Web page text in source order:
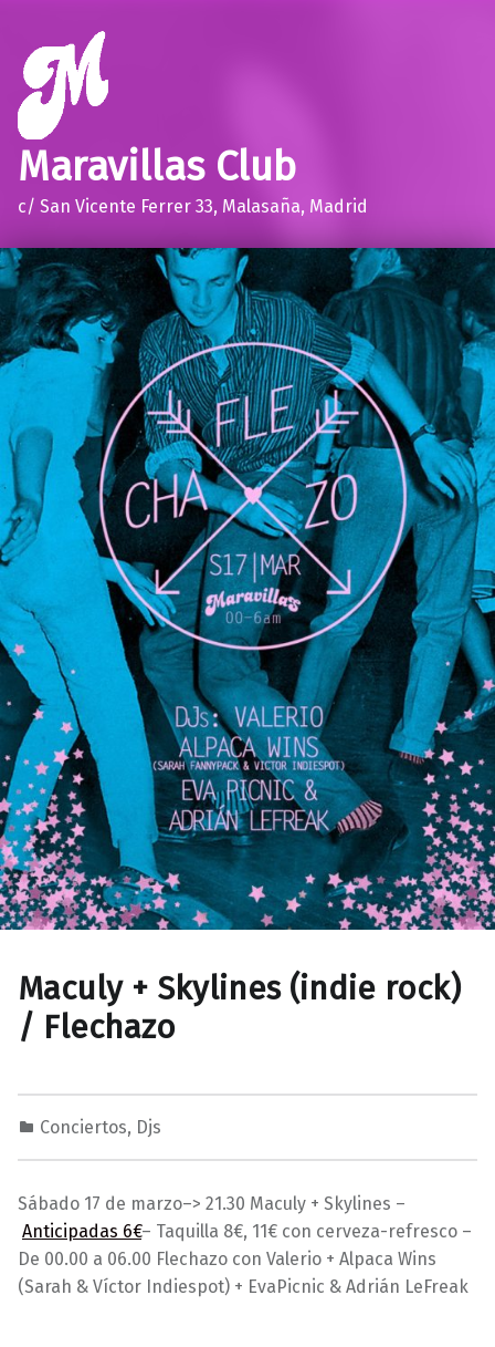
Maravillas Club
c/ San Vicente Ferrer 33, Malasaña, Madrid
Maculy + Skylines (indie rock)
/ Flechazo
1
/
0
3
/
0
Conciertos, Djs
M
r
a
v
i
Sábado 17 de marzo–> 21.30 Maculy + Skylines –
Anticipadas 6€– Taquilla 8€, 11€ con cerveza-refresco –
De 00.00 a 06.00 Flechazo con Valerio + Alpaca Wins
(Sarah & Víctor Indiespot) + EvaPicnic & Adrián LeFreak